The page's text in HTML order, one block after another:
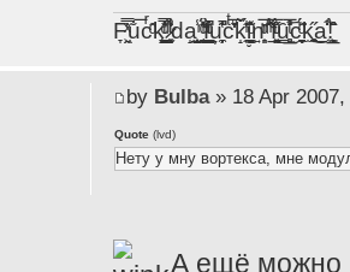
F̞͖̭̿̔ͯu̐̅cͬ̑ͩk̨̤̳͇̮̭̪̠̽̿̓̆ͭͩ ̷̩̰͎̩͓̘̾̀ͬ̊ͭ͛ͅda̝̺͙̬͎̝̾͟ ̰̜̝̯͉̯̖̓̎́ͨ̽ͫ͟f̟͇̭̀ͬͨͭ̐̚u̹̼̹̗̞͑̔͂͐̚cͭ̅̊̆̒̆ǩ̝̩̯́ͥ̔̍̑ḭ͓͍̳̬ͦ̽͂n͍͎͈̈̅ͩͬ ̊ͫ̂̾̑̈́f̲͚͉͓͗̋́ͧͦ̅ȗ͇̲̻͈̲̅̎͗͒ͭ͡c̬̟̠̹̯̈́ͩ͘ͅk̫̠̻̋͜a̲͒̾̇!͙͕̺͉̗̩̲̂̏̄̀
by Bulba» 18 Apr 2007,
Quote(lvd)
Нету у мну вортекса, мне
А ещё можно